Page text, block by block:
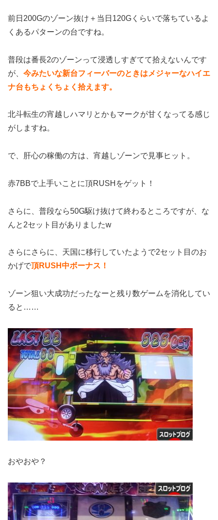
前日200Gのゾーン抜け＋当日120Gくらいで落ちているよ
くあるパターンの台ですね。
普段は番長2のゾーンって浸透しすぎてて拾えないんです
が、 今みたいな新台フィーバーのときはメジャーなハイエ
ナ台もちょくちょく拾えます。
北斗転生の宵越しハマリとかもマークが甘くなってる感じ
がしますね。
で、肝心の稼働の方は、宵越しゾーンで見事ヒット。
赤7BBで上手いことに頂RUSHをゲット！
さらに、普段なら50G駆け抜けて終わるところですが、な
んと2セット目がありましたw
さらにさらに、天国に移行していたようで2セット目のお
かげで頂RUSH中ボーナス！
ゾーン狙い大成功だったなーと残り数ゲームを消化してい
ると……
おやおや？